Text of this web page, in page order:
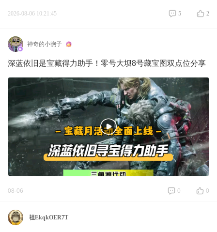
2026-08-06 10:21:45 5 2
神奇的小煦子
深蓝依旧是宝藏得力助手！零号大坝8号藏宝图双点位分享
08-06 0 0
祖EkqkOER7T